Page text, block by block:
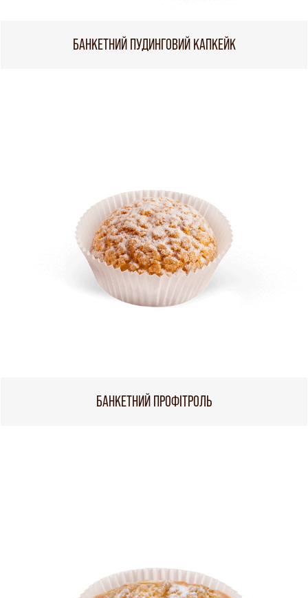
БАНКЕТНИЙ ПУДИНГОВИЙ КАПКЕЙК
БАНКЕТНИЙ ПРОФІТРОЛЬ